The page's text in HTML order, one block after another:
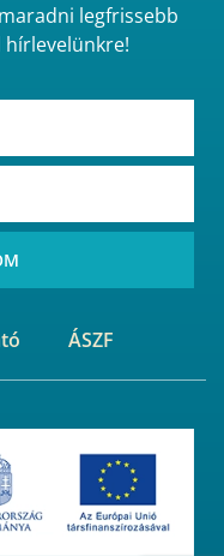
legfrissebb
ÁSZF